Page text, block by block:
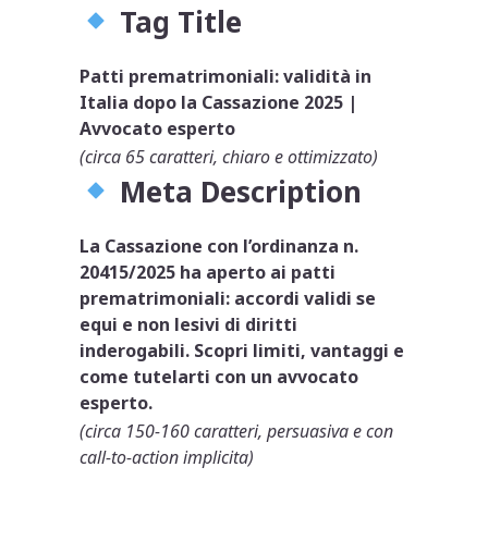
Tag Title
Patti prematrimoniali: validità in
Italia dopo la Cassazione 2025 |
Avvocato esperto
(circa 65 caratteri, chiaro e ottimizzato)
Meta Description
La Cassazione con l’ordinanza n.
20415/2025 ha aperto ai patti
prematrimoniali: accordi validi se
equi e non lesivi di diritti
inderogabili. Scopri limiti, vantaggi e
come tutelarti con un avvocato
esperto.
(circa 150-160 caratteri, persuasiva e con
call-to-action implicita)